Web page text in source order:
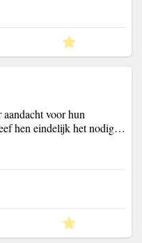
voor hun
hen eindelijk het nodig…